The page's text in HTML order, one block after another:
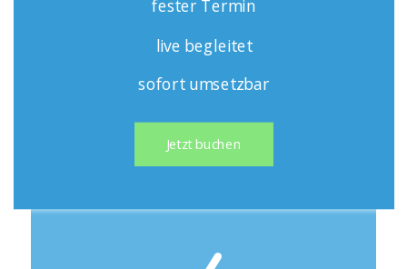
fester Termin
live begleitet
sofort umsetzbar
Jetzt buchen